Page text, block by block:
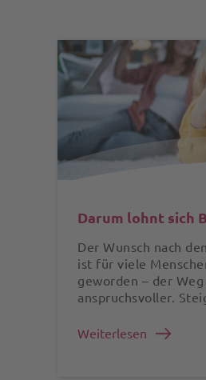
Darum lohnt sich
Der Wunsch nach
ist für viele
geworden – der
anspruchsvoller.
Weiterlesen